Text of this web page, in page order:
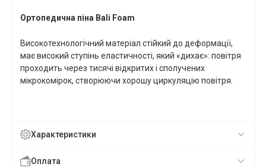
Ортопедична піна Bali Foam
Високотехнологічний матеріал стійкий до деформації,
має високий ступінь еластичності, який «дихає»: повітря
проходить через тисячі відкритих і сполучених
мікрокомірок, створюючи хорошу циркуляцію повітря.
Характеристики
Оплата